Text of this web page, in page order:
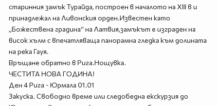
старинния замък Турайда, построен в началото на XIII в и
принадлежал на Ливонския орден.Известен като
„Божествена градина“ на Латвия,замъкът е изграден на
висок хълм с впечатляваща панорамна гледка към долината
на река Гауя.
Връщане обратно в Рига.Нощувка.
ЧЕСТИТА НОВА ГОДИНА!
Ден 4 Рига - Юрмала 01.01
Закуска. Свободно време или следобедна екскурзия до